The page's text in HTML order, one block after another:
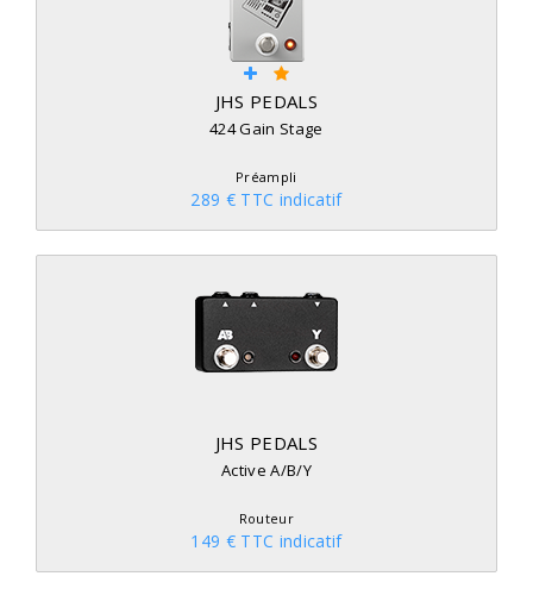
JHS PEDALS
424 Gain Stage
Préampli
289 € TTC indicatif
JHS PEDALS
Active A/B/Y
Routeur
149 € TTC indicatif